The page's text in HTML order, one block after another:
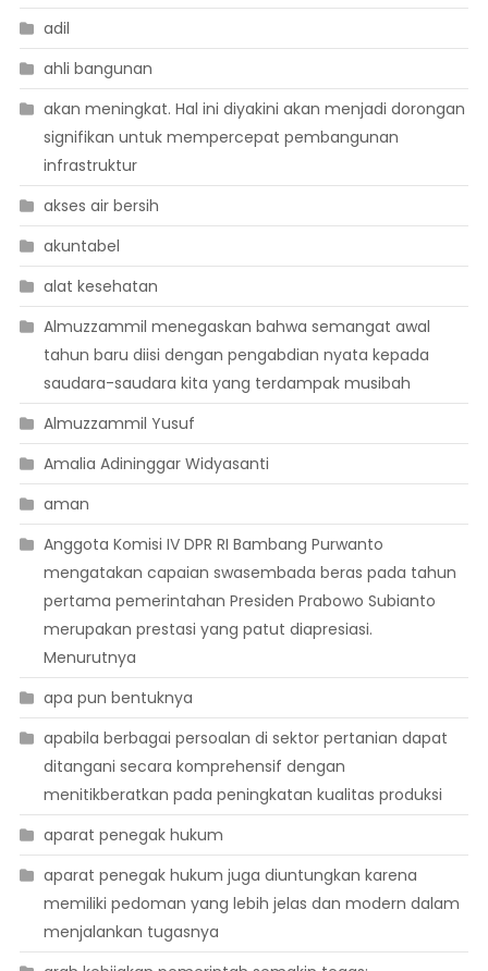
adil
ahli bangunan
akan meningkat. Hal ini diyakini akan menjadi dorongan
signifikan untuk mempercepat pembangunan
infrastruktur
akses air bersih
akuntabel
alat kesehatan
Almuzzammil menegaskan bahwa semangat awal
tahun baru diisi dengan pengabdian nyata kepada
saudara-saudara kita yang terdampak musibah
Almuzzammil Yusuf
Amalia Adininggar Widyasanti
aman
Anggota Komisi IV DPR RI Bambang Purwanto
mengatakan capaian swasembada beras pada tahun
pertama pemerintahan Presiden Prabowo Subianto
merupakan prestasi yang patut diapresiasi.
Menurutnya
apa pun bentuknya
apabila berbagai persoalan di sektor pertanian dapat
ditangani secara komprehensif dengan
menitikberatkan pada peningkatan kualitas produksi
aparat penegak hukum
aparat penegak hukum juga diuntungkan karena
memiliki pedoman yang lebih jelas dan modern dalam
menjalankan tugasnya